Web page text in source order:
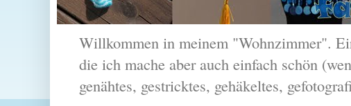
Willkommen in meinem "Wohnzimmer".
die ich mache aber auch einfach schön
genähtes, gestricktes, gehäkeltes,